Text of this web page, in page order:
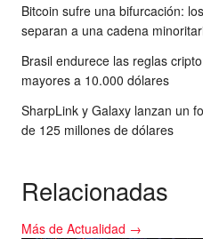
Bitcoin sufre una bifurcación:
separan a una cadena
Brasil endurece las reglas
mayores a 10.000 dólares
SharpLink y Galaxy lanzan un
de 125 millones de dólares
Relacionadas
Más de Actualidad →